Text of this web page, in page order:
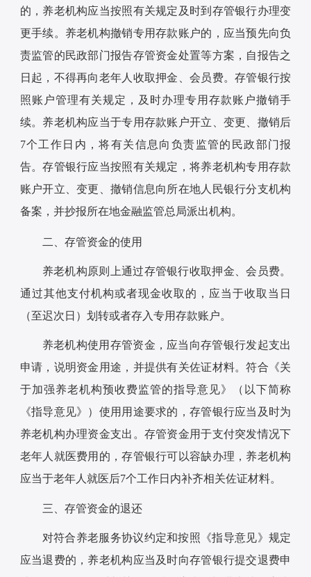
的，养老机构应当按照有关规定及时到存管银行办理变
更手续。养老机构撤销专用存款账户的，应当预先向负
责监管的民政部门报告存管资金处置等方案，自报告之
日起，不得再向老年人收取押金、会员费。存管银行按
照账户管理有关规定，及时办理专用存款账户撤销手
续。养老机构应当于专用存款账户开立、变更、撤销后
7个工作日内，将有关信息向负责监管的民政部门报
告。存管银行应当按照有关规定，将养老机构专用存款
账户开立、变更、撤销信息向所在地人民银行分支机构
备案，并抄报所在地金融监管总局派出机构。
二、存管资金的使用
养老机构原则上通过存管银行收取押金、会员费。
通过其他支付机构或者现金收取的，应当于收取当日
（至迟次日）划转或者存入专用存款账户。
养老机构使用存管资金，应当向存管银行发起支出
申请，说明资金用途，并提供有关佐证材料。符合《关
于加强养老机构预收费监管的指导意见》（以下简称
《指导意见》）使用用途要求的，存管银行应当及时为
养老机构办理资金支出。存管资金用于支付突发情况下
老年人就医费用的，存管银行可以容缺办理，养老机构
应当于老年人就医后7个工作日内补齐相关佐证材料。
三、存管资金的退还
对符合养老服务协议约定和按照《指导意见》规定
应当退费的，养老机构应当及时向存管银行提交退费申